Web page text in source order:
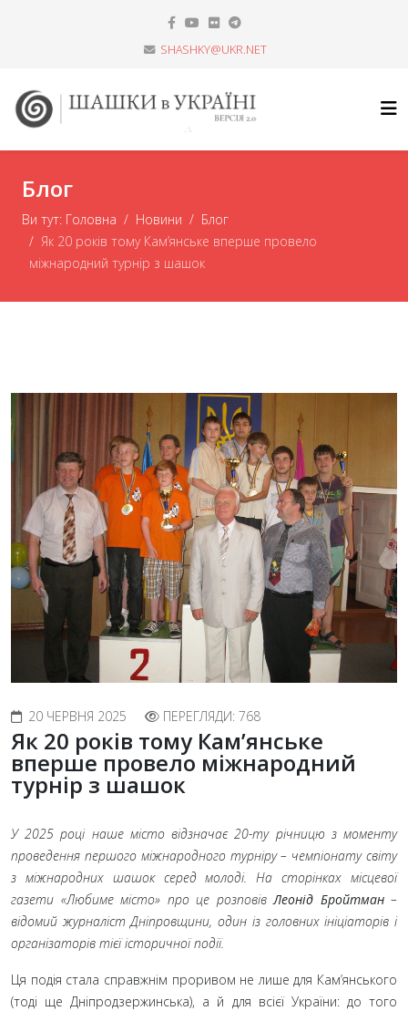
SHASHKY@UKR.NET
Блог
Ви тут: Головна Новини
Блог
Як 20 років тому Кам’янське вперше провело
міжнародний турнір з шашок
20 ЧЕРВНЯ 2025 ПЕРЕГЛЯДИ: 768
Як 20 років тому Кам’янське
вперше провело міжнародний
турнір з шашок
У 2025 році наше місто відзначає 20-ту річницю з моменту
проведення першого міжнародного турніру – чемпіонату світу
з міжнародних шашок серед молоді. На сторінках місцевої
газети «Любиме місто» про це розповівЛеонід Бройтман –
відомий журналіст Дніпровщини, один із головних ініціаторів і
організаторів тієї історичної події.
Ця подія стала справжнім проривом не лише для Кам’янського
(тоді ще Дніпродзержинська), а й для всієї України: до того